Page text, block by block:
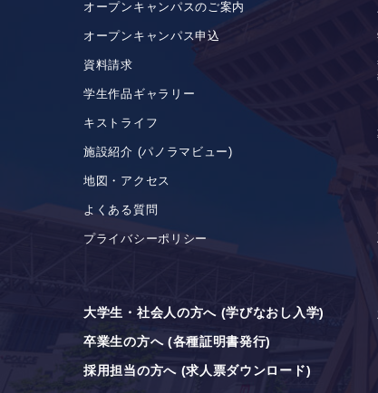
オープンキャンパスのご案内
オープンキャンパス申込
資料請求
学生作品ギャラリー
キストライフ
施設紹介 (パノラマビュー)
地図・アクセス
よくある質問
プライバシーポリシー
大学生・社会人の方へ (学びなおし入学)
卒業生の方へ (各種証明書発行)
採用担当の方へ (求人票ダウンロード)